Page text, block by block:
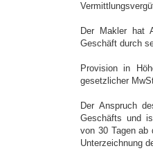
Der Makler hat
Geschäft durch
Provision in
gesetzlicher
Der Anspruch
Geschäfts und
von 30 Tagen ab
Unterzeichnung